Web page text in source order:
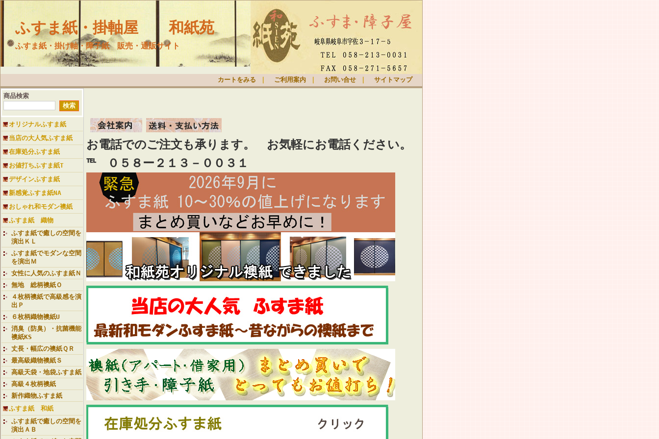
ふすま紙・掛軸屋 和紙苑
ふすま紙・掛け軸・障子紙 販売・通販サイト
カートをみる ご利用案内 お問い合せ サイトマップ
商品検索
オリジナルふすま紙
当店の大人気ふすま紙
在庫処分ふすま紙
お値打ちふすま紙T
デザインふすま紙
新感覚ふすま紙NA
おしゃれ和モダン襖紙
ふすま紙 織物
ふすま紙で癒しの空間を
演出ＫＬ
ふすま紙でモダンな空間
を演出Ｍ
女性に人気のふすま紙Ｎ
無地 総柄襖紙Ｏ
４枚柄襖紙で高級感を演
出Ｐ
６枚柄織物襖紙U
消臭（防臭）・抗菌機能
襖紙KS
丈長・幅広の襖紙ＱＲ
最高級織物襖紙Ｓ
高級天袋・地袋ふすま紙
高級４枚柄襖紙
新作織物ふすま紙
ふすま紙 和紙
ふすま紙で癒しの空間を
演出ＡＢ
お電話でのご注文も承ります。 お気軽にお電話ください。
℡ ０５８ー２１３－００３１